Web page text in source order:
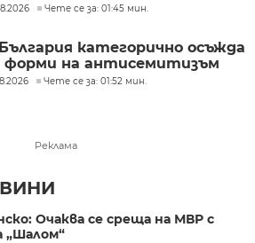
Чете се за: 01:45 мин.
категорично осъжда
форми на антисемитизъм
Чете се за: 01:52 мин.
Реклама
Очаква се среща на МВР с
„Шалом“